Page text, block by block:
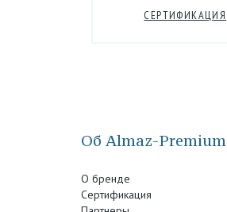
СЕРТИФИКАЦИЯ
Об Almaz-Premium
О бренде
Сертификация